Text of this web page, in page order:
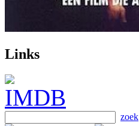
Links
zoek